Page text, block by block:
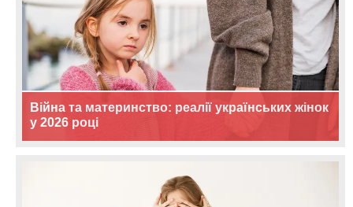
Війна та материнство: реалії українських жінок
у 2026 році